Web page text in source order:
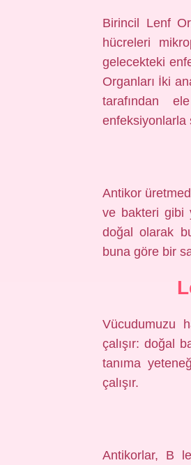
Birincil Lenf
hücreleri
gelecekteki
Organları İki
tarafından
enfeksiyonlarla
Antikor
ve bakteri gibi
doğal olarak
buna göre bir
Vücudumuzu
çalışır: doğal
tanıma
çalışır.
Antikorlar, B